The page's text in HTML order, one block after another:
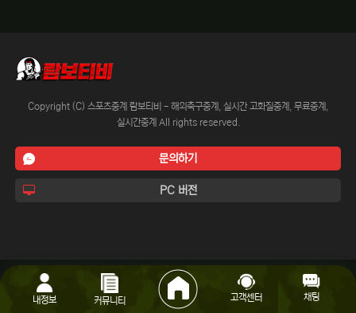
Copyright (C) 스포츠중계 람보티비 - 해외축구중계, 실시간 고화질중계, 무료중계,
실시간중계 All rights reserved.
문의하기
PC 버전
내정보 커뮤니티 고객센터 채팅